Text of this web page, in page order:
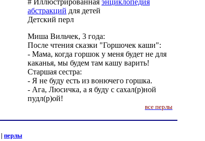
# Иллюстрированная энциклопедия
абстракций для детей
Детский перл
Миша Вильчек, 3 года:
После чтения сказки "Горшочек каши":
- Мама, когда горшок у меня будет не для
каканья, мы будем там кашу варить!
Старшая сестра:
- Я не буду есть из вонючего горшка.
- Ага, Люсичка, а я буду с сахал(р)ной
пудл(р)ой!
все перлы
| перлы